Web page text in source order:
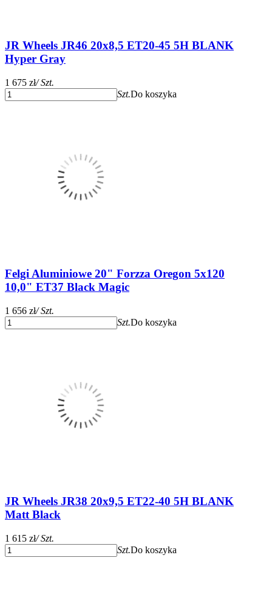
JR Wheels JR46 20x8,5 ET20-45 5H BLANK
Hyper Gray
1 675 zł/ Szt.
Szt.Do koszyka
Felgi Aluminiowe 20" Forzza Oregon 5x120
10,0" ET37 Black Magic
1 656 zł/ Szt.
Szt.Do koszyka
JR Wheels JR38 20x9,5 ET22-40 5H BLANK
Matt Black
1 615 zł/ Szt.
Szt.Do koszyka